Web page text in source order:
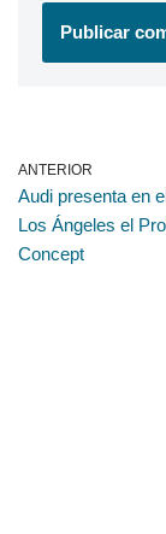
ANTERIOR
Audi presenta en
Los Ángeles el
Concept